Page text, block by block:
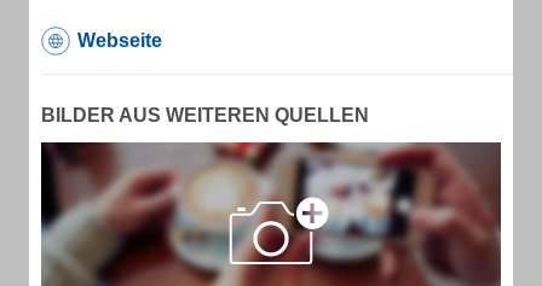
Webseite
BILDER AUS WEITEREN QUELLEN